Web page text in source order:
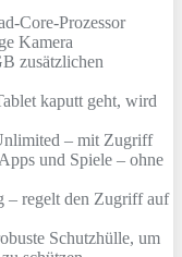
Core-Prozessor
Kamera
zusätzlichen
kaputt geht, wird
– mit Zugriff
und Spiele – ohne
– regelt den Zugriff auf
Schutzhülle, um